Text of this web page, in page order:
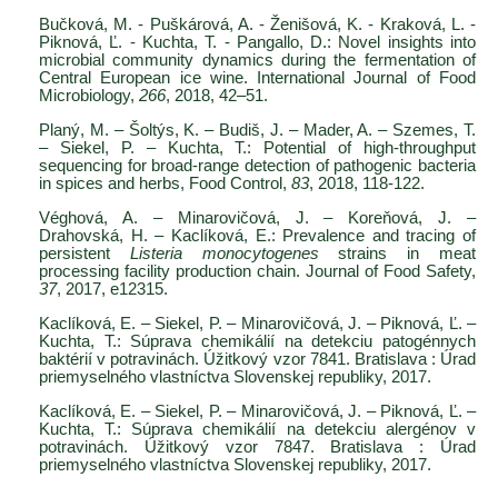
Bučková, M. - Puškárová, A. - Ženišová, K. - Kraková, L. -
Piknová, Ľ. - Kuchta, T. - Pangallo, D.: Novel insights into
microbial community dynamics during the fermentation of
Central European ice wine. International Journal of Food
Microbiology, 266, 2018, 42–51.
Planý, M. – Šoltýs, K. – Budiš, J. – Mader, A. – Szemes, T.
– Siekel, P. – Kuchta, T.: Potential of high-throughput
sequencing for broad-range detection of pathogenic bacteria
in spices and herbs, Food Control, 83, 2018, 118-122.
Véghová, A. – Minarovičová, J. – Koreňová, J. –
Drahovská, H. – Kaclíková, E.: Prevalence and tracing of
persistent Listeria monocytogenes strains in meat
processing facility production chain. Journal of Food Safety,
37, 2017, e12315.
Kaclíková, E. – Siekel, P. – Minarovičová, J. – Piknová, Ľ. –
Kuchta, T.: Súprava chemikálií na detekciu patogénnych
baktérií v potravinách. Úžitkový vzor 7841. Bratislava : Úrad
priemyselného vlastníctva Slovenskej republiky, 2017.
Kaclíková, E. – Siekel, P. – Minarovičová, J. – Piknová, Ľ. –
Kuchta, T.: Súprava chemikálií na detekciu alergénov v
potravinách. Úžitkový vzor 7847. Bratislava : Úrad
priemyselného vlastníctva Slovenskej republiky, 2017.